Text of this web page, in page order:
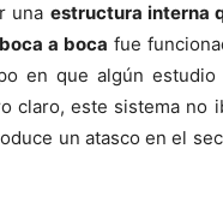
una estructura interna
boca a boca fue
en que algún
claro, este sistema no
un atasco en el